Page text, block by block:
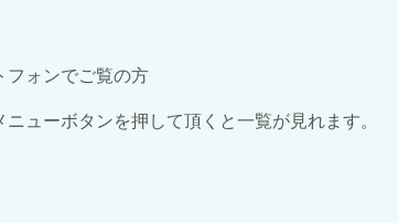
フォンでご覧の方
ニューボタンを押して頂くと一覧が見れます。